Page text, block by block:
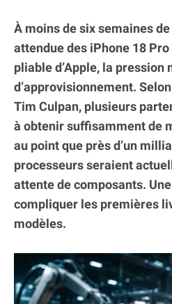
À moins de six semaines
attendue des iPhone 18
pliable d’Apple, la pression
d’approvisionnement.
Tim Culpan, plusieurs
à obtenir suffisamment de
au point que près d’un
processeurs seraient
attente de composants.
compliquer les premières
modèles.